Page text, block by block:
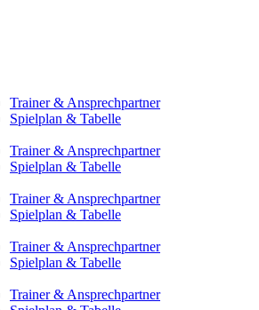
Trainer & Ansprechpartner
Spielplan & Tabelle
Trainer & Ansprechpartner
Spielplan & Tabelle
Trainer & Ansprechpartner
Spielplan & Tabelle
Trainer & Ansprechpartner
Spielplan & Tabelle
Trainer & Ansprechpartner